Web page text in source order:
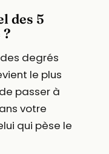
des 5
degrés
le plus
passer à
votre
qui pèse le